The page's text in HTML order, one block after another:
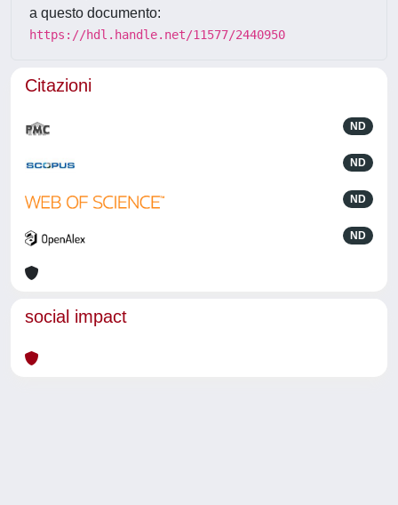
a questo documento:
https://hdl.handle.net/11577/2440950
Citazioni
ND
ND
ND
ND
social impact